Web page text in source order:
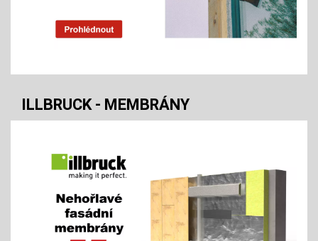
ILLBRUCK - MEMBRÁNY